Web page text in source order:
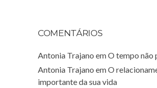
COMENTÁRIOS
Antonia Trajano emO tempo não
Antonia Trajano emO
importante da sua vida